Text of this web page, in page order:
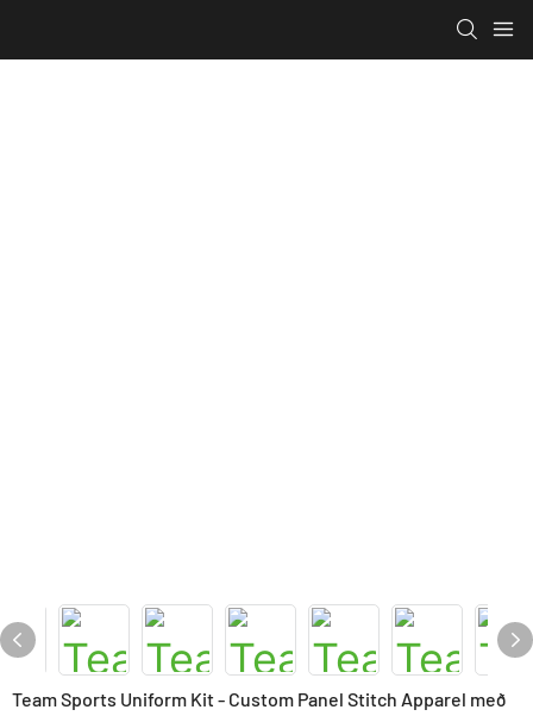
Team Sports Uniform Kit - Custom Panel Stitch Apparel með